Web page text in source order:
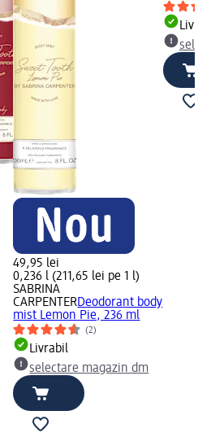
49,95 lei
0,236 l (211,65 lei pe 1 l)
SABRINA
CARPENTERDeodorant body
mist Lemon Pie, 236 ml
(2)
Livrabil
selectare magazin dm